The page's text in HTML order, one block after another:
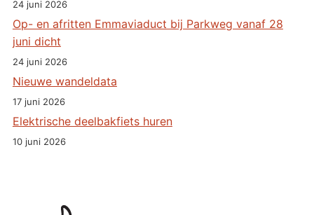
24 juni 2026
Op- en afritten Emmaviaduct bij Parkweg vanaf 28
juni dicht
24 juni 2026
Nieuwe wandeldata
17 juni 2026
Elektrische deelbakfiets huren
10 juni 2026